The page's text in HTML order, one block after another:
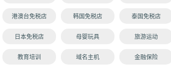
港澳台免税店 韩国免税店 泰国免税店
日本免税店 母婴玩具 旅游运动
教育培训 域名主机 金融保险